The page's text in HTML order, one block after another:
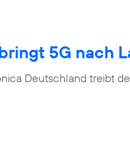
5G nach
Deutschland treibt